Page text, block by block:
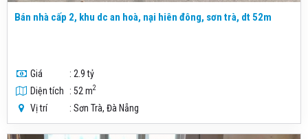
Bán nhà cấp 2, khu dc an hoà, nại hiên đông, sơn trà, dt 52m
Giá
: 2.9 tỷ
Diện tích
: 52 m2
Vị trí : Sơn Trà, Đà Nẵng